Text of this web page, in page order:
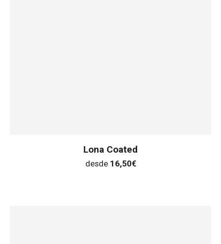
Lona Coated
desde 16,50€